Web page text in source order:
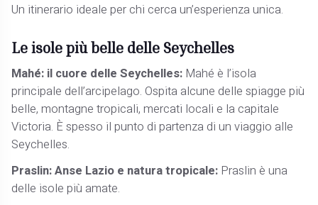
Un itinerario ideale per chi cerca un’esperienza unica.
Le isole più belle delle Seychelles
Mahé: il cuore delle Seychelles: Mahé è l’isola
principale dell’arcipelago. Ospita alcune delle spiagge più
belle, montagne tropicali, mercati locali e la capitale
Victoria. È spesso il punto di partenza di un viaggio alle
Seychelles.
Praslin: Anse Lazio e natura tropicale: Praslin è una
delle isole più amate.